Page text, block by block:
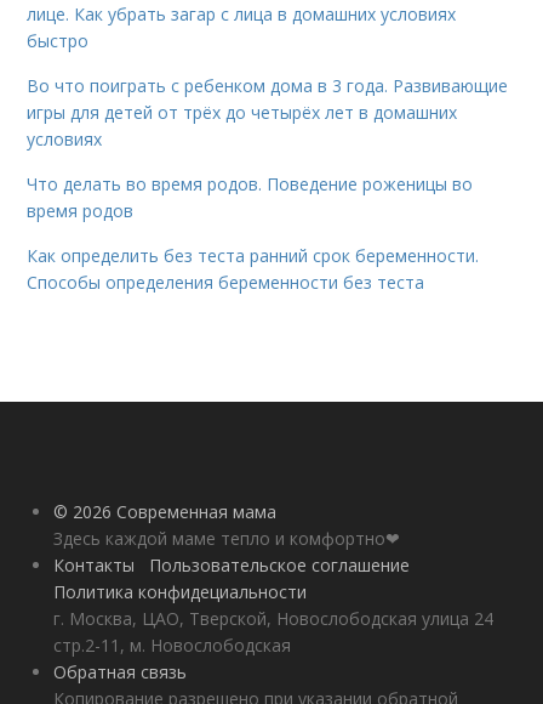
лице. Как убрать загар с лица в домашних условиях
быстро
Во что поиграть с ребенком дома в 3 года. Развивающие
игры для детей от трёх до четырёх лет в домашних
условиях
Что делать во время родов. Поведение роженицы во
время родов
Как определить без теста ранний срок беременности.
Способы определения беременности без теста
© 2026 Современная мама
Здесь каждой маме тепло и комфортно❤
Контакты
Пользовательское соглашение
Политика конфидециальности
г. Москва, ЦАО, Тверской, Новослободская улица 24
стр.2-11, м. Новослободская
Обратная связь
Копирование разрешено при указании обратной